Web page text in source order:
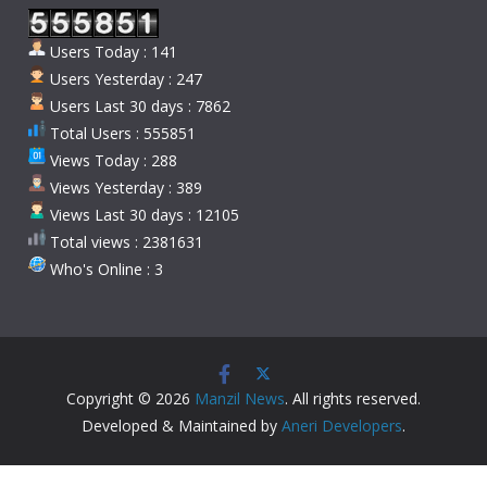
Users Today : 141
Users Yesterday : 247
Users Last 30 days : 7862
Total Users : 555851
Views Today : 288
Views Yesterday : 389
Views Last 30 days : 12105
Total views : 2381631
Who's Online : 3
Copyright © 2026 Manzil News. All rights reserved.
Developed & Maintained by Aneri Developers.